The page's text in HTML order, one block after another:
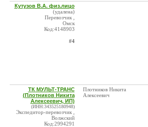
Кутузов В.А. физ.лицо
(удалена)
Перевозчик ,
Омск
Код:4148903
#4
ТК МУЛЬТ-ТРАНС
(Плотников Никита
Алексеевич, ИП)
(ИНН:343525180948)
Экспедитор-перевозчик ,
Волжский
Код:2994291
Плотников Никита
Алексеевич